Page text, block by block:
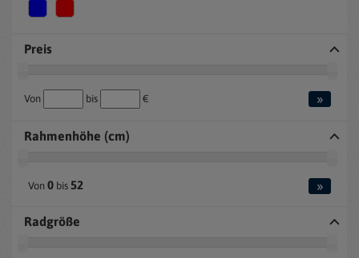
Preis
Von bis € »
Rahmenhöhe (cm)
Von 0 bis 52 »
Radgröße